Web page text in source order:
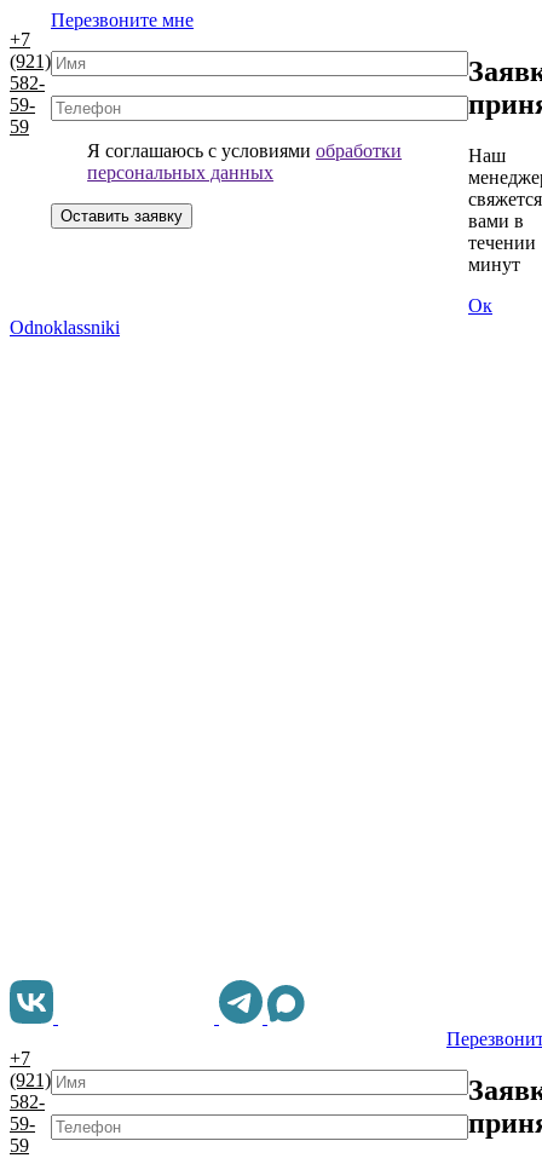
+7
(921)
582-
59-
59
Перезвоните мне
Я соглашаюсь с условиямиобработки
персональных данных
Наш
вами в
течении
минут
Ок
Odnoklassniki
+7
(921)
582-
59-
59